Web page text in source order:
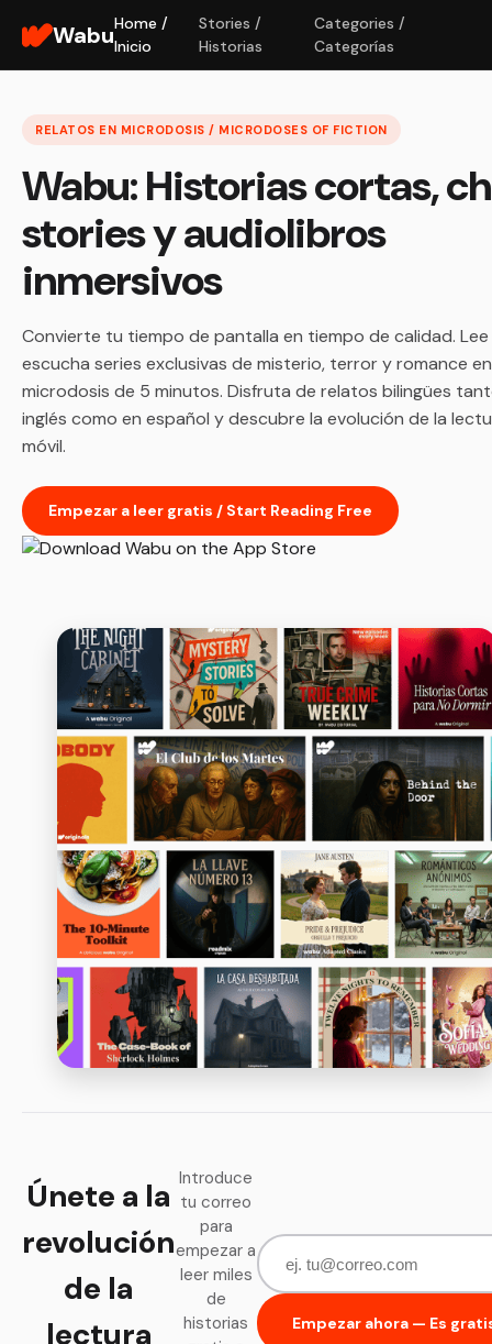
WabuHome /
Inicio
Stories /
Historias
Categories /
Categorías
RELATOS EN MICRODOSIS / MICRODOSES OF FICTION
Wabu: Historias cortas,
stories y audiolibros
inmersivos
Convierte tu tiempo de pantalla en tiempo de calidad.
escucha series exclusivas de misterio, terror y romance en
microdosis de 5 minutos. Disfruta de relatos bilingües
inglés como en español y descubre la evolución de la
móvil.
Empezar a leer gratis / Start Reading Free
Únete a la
revolución
de la
lectura
Introduce
tu correo
para
empezar a
leer miles
de
historias
Empezar ahora — Es